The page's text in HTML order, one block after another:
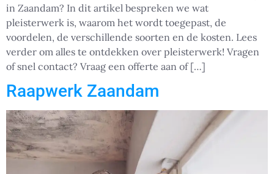
in Zaandam? In dit artikel bespreken we wat
pleisterwerk is, waarom het wordt toegepast, de
voordelen, de verschillende soorten en de kosten. Lees
verder om alles te ontdekken over pleisterwerk! Vragen
of snel contact? Vraag een offerte aan of […]
Raapwerk Zaandam